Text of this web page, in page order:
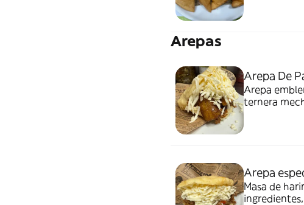
Arepas
Arepa De
Arepa
ternera
Arepa
Masa de